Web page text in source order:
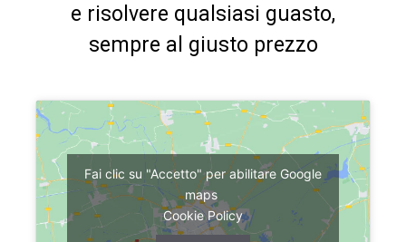
e risolvere qualsiasi guasto,
sempre al giusto prezzo
Fai clic su "Accetto" per abilitare Google
maps
Cookie Policy